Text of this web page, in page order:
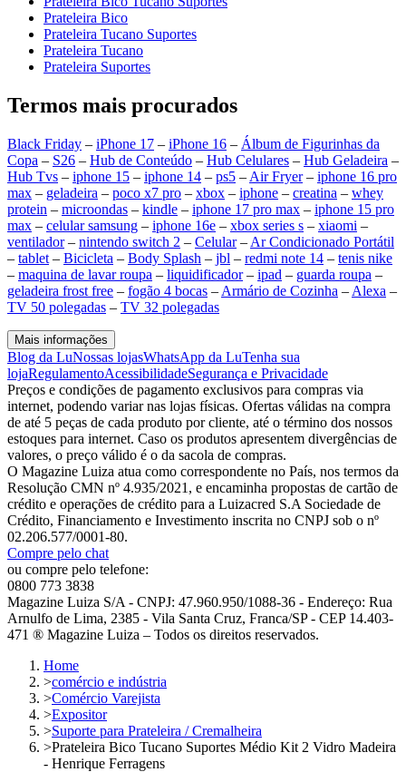
Prateleira Bico
Prateleira Tucano Suportes
Prateleira Tucano
Prateleira Suportes
Termos mais procurados
Black Friday – iPhone 17 – iPhone 16 – Álbum de Figurinhas da
Copa – S26 – Hub de Conteúdo – Hub Celulares – Hub Geladeira –
Hub Tvs – iphone 15 – iphone 14 – ps5 – Air Fryer– iphone 16 pro
max – geladeira – poco x7 pro – xbox – iphone – creatina – whey
protein – microondas – kindle – iphone 17 pro max – iphone 15 pro
max – celular samsung – iphone 16e – xbox series s – xiaomi –
ventilador– nintendo switch 2 – Celular– Ar Condicionado Portátil
– tablet – Bicicleta – Body Splash – jbl – redmi note 14 – tenis nike
– maquina de lavar roupa – liquidificador– ipad – guarda roupa –
geladeira frost free – fogão 4 bocas – Armário de Cozinha – Alexa –
TV 50 polegadas – TV 32 polegadas
Mais informações
Blog da LuNossas lojasWhatsApp da LuTenha sua
lojaRegulamentoAcessibilidadeSegurança e Privacidade
Preços e condições de pagamento exclusivos para compras via
internet, podendo variar nas lojas físicas. Ofertas válidas na compra
de até 5 peças de cada produto por cliente, até o término dos nossos
estoques para internet. Caso os produtos apresentem divergências de
valores, o preço válido é o da sacola de compras.
O Magazine Luiza atua como correspondente no País, nos termos da
Resolução CMN nº 4.935/2021, e encaminha propostas de cartão de
crédito e operações de crédito para a Luizacred S.A Sociedade de
Crédito, Financiamento e Investimento inscrita no CNPJ sob o nº
02.206.577/0001-80.
Compre pelo chat
ou compre pelo telefone:
0800 773 3838
Magazine Luiza S/A - CNPJ: 47.960.950/1088-36 - Endereço: Rua
Arnulfo de Lima, 2385 - Vila Santa Cruz, Franca/SP - CEP 14.403-
471 ® Magazine Luiza – Todos os direitos reservados.
Home
>comércio e indústria
>Comércio Varejista
>Expositor
>Suporte para Prateleira / Cremalheira
>Prateleira Bico Tucano Suportes Médio Kit 2 Vidro Madeira
- Henrique Ferragens